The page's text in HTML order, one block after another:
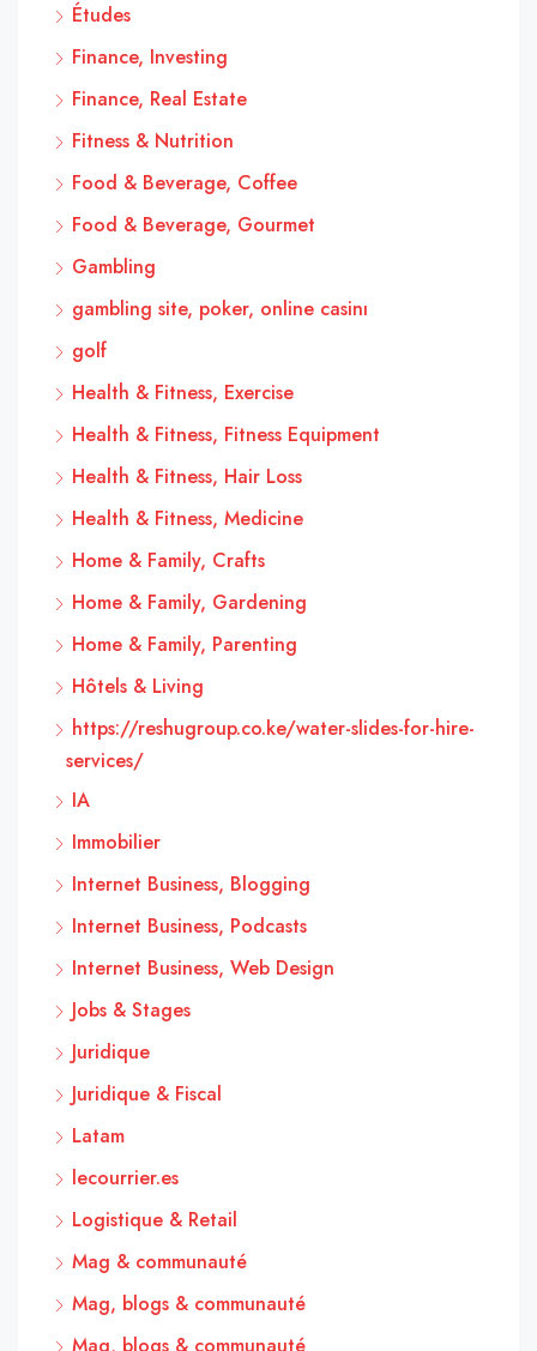
Études
Finance, Investing
Finance, Real Estate
Fitness & Nutrition
Food & Beverage, Coffee
Food & Beverage, Gourmet
Gambling
gambling site, poker, online casinı
golf
Health & Fitness, Exercise
Health & Fitness, Fitness Equipment
Health & Fitness, Hair Loss
Health & Fitness, Medicine
Home & Family, Crafts
Home & Family, Gardening
Home & Family, Parenting
Hôtels & Living
https://reshugroup.co.ke/water-slides-for-hire-
services/
IA
Immobilier
Internet Business, Blogging
Internet Business, Podcasts
Internet Business, Web Design
Jobs & Stages
Juridique
Juridique & Fiscal
Latam
lecourrier.es
Logistique & Retail
Mag & communauté
Mag, blogs & communauté